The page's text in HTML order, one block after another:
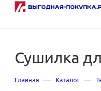
Сушилка
Главная — Каталог —